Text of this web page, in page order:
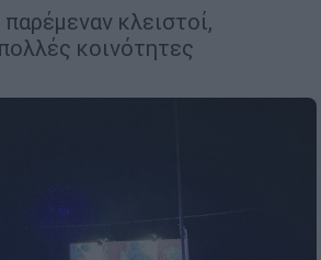
κλειστοί,
κοινότητες